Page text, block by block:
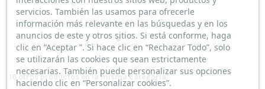
16 otros productos en la misma categoría:
servicios. También las usamos para ofrecerle
información más relevante en las búsquedas y en los
anuncios de este y otros sitios. Si está conforme, haga
clic en “Aceptar ”. Si hace clic en “Rechazar Todo”, solo
se utilizarán las cookies que sean estrictamente
necesarias. También puede personalizar sus opciones
haciendo clic en “Personalizar cookies”.